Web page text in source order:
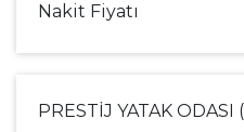
Nakit Fiyatı
PRESTİJ YATAK